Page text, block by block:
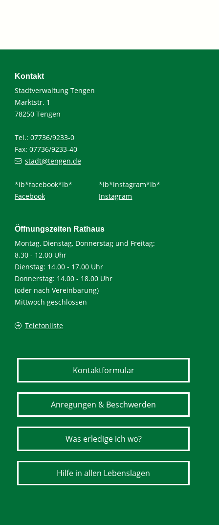
Kontakt
Stadtverwaltung Tengen
Marktstr. 1
78250 Tengen
Tel.: 07736/9233-0
Fax: 07736/9233-40
stadt@tengen.de
*ib*facebook*ib*
Facebook
*ib*instagram*ib*
Instagram
Öffnungszeiten Rathaus
Montag, Dienstag, Donnerstag und Freitag:
8.30 - 12.00 Uhr
Dienstag: 14.00 - 17.00 Uhr
Donnerstag: 14.00 - 18.00 Uhr
(oder nach Vereinbarung)
Mittwoch geschlossen
Telefonliste
Kontaktformular
Anregungen & Beschwerden
Was erledige ich wo?
Hilfe in allen Lebenslagen